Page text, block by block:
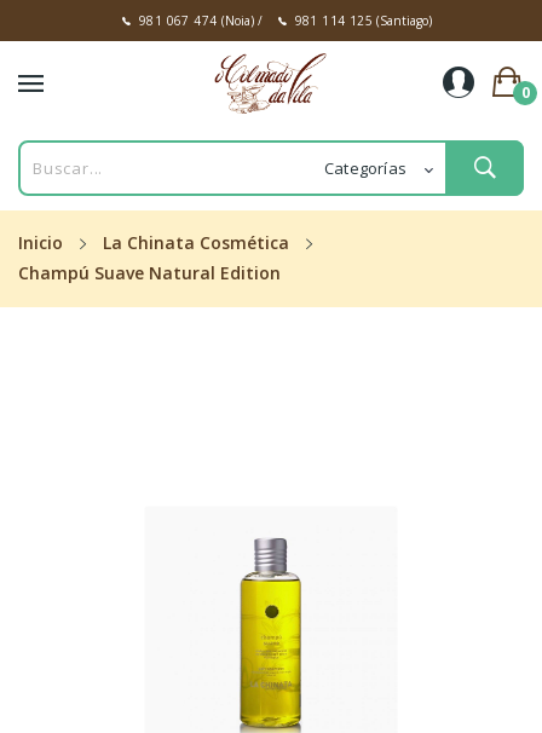
981 067 474 (Noia)/ 981 114 125 (Santiago)
0
Inicio
La Chinata Cosmética
Champú Suave Natural Edition